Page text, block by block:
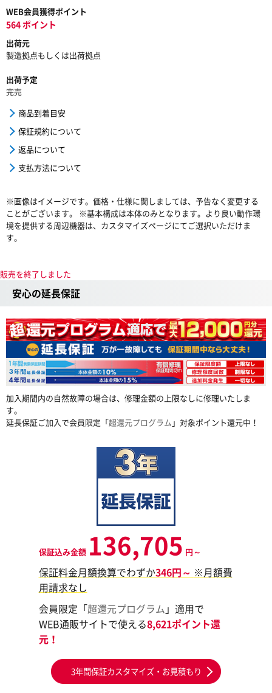
WEB会員獲得ポイント
564 ポイント
出荷元
製造拠点もしくは出荷拠点
出荷予定
完売
商品到着目安
保証規約について
返品について
支払方法について
※画像はイメージです。価格・仕様に関しましては、予告なく変更する
ことがございます。 ※基本構成は本体のみとなります。より良い動作環
境を提供する周辺機器は、カスタマイズページにてご選択いただけま
す。
販売を終了しました
安心の延長保証
加入期間内の自然故障の場合は、修理金額の上限なしに修理いたしま
す。
延長保証ご加入で会員限定「超還元プログラム 」対象ポイント還元中！
保証込み金額 136,705 円～
保証料金月額換算でわずか346円～ ※月額費
用請求なし
会員限定「超還元プログラム 」適用で
WEB通販サイトで使える8,621ポイント還
元！
3年間保証カスタマイズ・お見積もり